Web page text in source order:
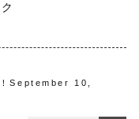
September 10,